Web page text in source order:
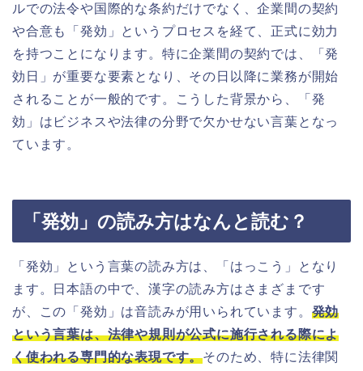
ルでの法令や国際的な条約だけでなく、企業間の契約
や合意も「発効」というプロセスを経て、正式に効力
を持つことになります。特に企業間の契約では、「発
効日」が重要な要素となり、その日以降に業務が開始
されることが一般的です。こうした背景から、「発
効」はビジネスや法律の分野で欠かせない言葉となっ
ています。
「発効」の読み方はなんと読む？
「発効」という言葉の読み方は、「はっこう」となり
ます。日本語の中で、漢字の読み方はさまざまです
が、この「発効」は音読みが用いられています。 発効
という言葉は、法律や規則が公式に施行される際によ
く使われる専門的な表現です。そのため、特に法律関